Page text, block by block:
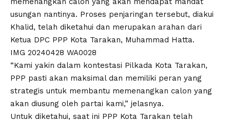
usungan nantinya. Proses penjaringan tersebut, diakui
Khalid, telah diketahui dan merupakan arahan dari
Ketua DPC PPP Kota Tarakan, Muhammad Hatta.
IMG 20240428 WA0028
“Kami yakin dalam kontestasi Pilkada Kota Tarakan,
PPP pasti akan maksimal dan memiliki peran yang
strategis untuk membantu memenangkan calon yang
akan diusung oleh partai kami,” jelasnya.
Untuk diketahui, saat ini PPP Kota Tarakan telah